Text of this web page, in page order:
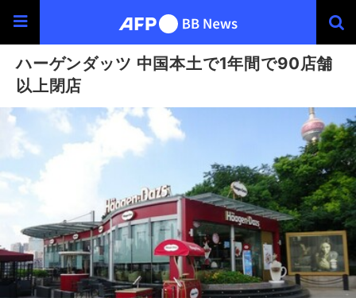
ハーゲンダッツ 中国本土で1年間で90店舗
以上閉店